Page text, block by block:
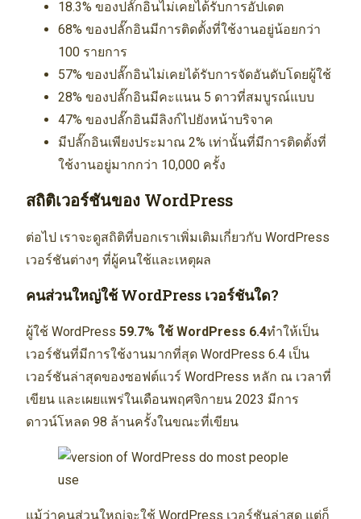
18.3% ของปลั๊กอินไม่เคยได้รับการอัปเดต
68% ของปลั๊กอินมีการติดตั้งที่ใช้งานอยู่น้อยกว่า
100 รายการ
57% ของปลั๊กอินไม่เคยได้รับการจัดอันดับโดยผู้ใช้
28% ของปลั๊กอินมีคะแนน 5 ดาวที่สมบูรณ์แบบ
47% ของปลั๊กอินมีลิงก์ไปยังหน้าบริจาค
มีปลั๊กอินเพียงประมาณ 2% เท่านั้นที่มีการติดตั้งที่
ใช้งานอยู่มากกว่า 10,000 ครั้ง
สถิติเวอร์ชันของ WordPress
ต่อไป เราจะดูสถิติที่บอกเราเพิ่มเติมเกี่ยวกับ WordPress
เวอร์ชันต่างๆ ที่ผู้คนใช้และเหตุผล
คนส่วนใหญ่ใช้ WordPress เวอร์ชันใด?
ผู้ใช้ WordPress 59.7% ใช้ WordPress 6.4ทำให้เป็น
เวอร์ชันที่มีการใช้งานมากที่สุด WordPress 6.4 เป็น
เวอร์ชันล่าสุดของซอฟต์แวร์ WordPress หลัก ณ เวลาที่
เขียน และเผยแพร่ในเดือนพฤศจิกายน 2023 มีการ
ดาวน์โหลด 98 ล้านครั้งในขณะที่เขียน
แม้ว่าคนส่วนใหญ่จะใช้ WordPress เวอร์ชันล่าสุด แต่ก็